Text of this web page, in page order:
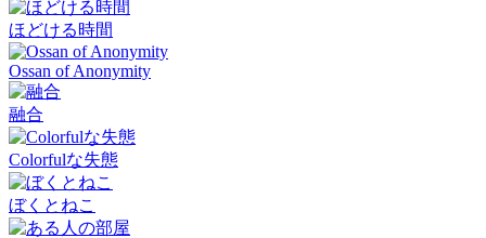
ほどける時間
Ossan of Anonymity
融合
Colorfulな失態
ぼくとねこ